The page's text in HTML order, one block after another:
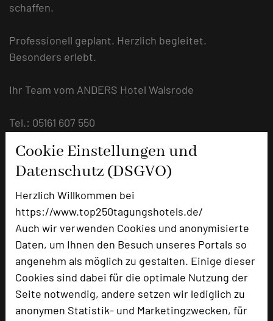
Cookie Einstellungen und
Datenschutz (DSGVO)
Herzlich Willkommen bei
https://www.top250tagungshotels.de/
Auch wir verwenden Cookies und anonymisierte
Daten, um Ihnen den Besuch unseres Portals so
angenehm als möglich zu gestalten. Einige dieser
Cookies sind dabei für die optimale Nutzung der
Seite notwendig, andere setzen wir lediglich zu
anonymen Statistik- und Marketingzwecken, für
schaffen.
Professionell geplant. Herzlich begleitet.
Besonders erlebt.
Ihr Team vom ANDERS Hotel Walsrode
Tel.: 05161 607 550
URL: https://www.hotel-walsrode.de/tagung/